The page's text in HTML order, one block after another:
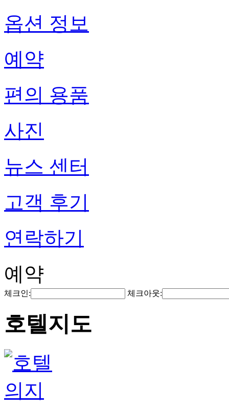
옵션 정보
예약
편의 용품
사진
뉴스 센터
고객 후기
연락하기
예약
체크인: 체크아웃:
호텔지도